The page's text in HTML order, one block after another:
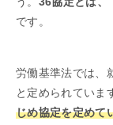
です。
労働基準法では、
と定められていま
じめ協定を定めて